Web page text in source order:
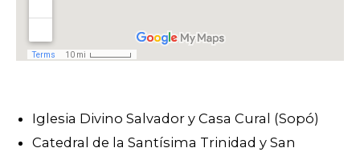
Iglesia Divino Salvador y Casa Cural (Sopó)
Catedral de la Santísima Trinidad y San